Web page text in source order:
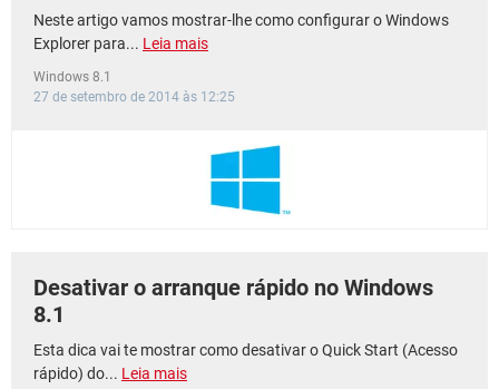
GUIA DE COMPRAS
INSTAGRAM GMAIL
FACEBOOK
OUTLOOK
INSTAGRAM
Neste artigo vamos mostrar-lhe como configurar o Windows
Explorer para... Leia mais
Windows 8.1
27 de setembro de 2014 às 12:25
Desativar o arranque rápido no Windows
8.1
Esta dica vai te mostrar como desativar o Quick Start (Acesso
rápido) do... Leia mais